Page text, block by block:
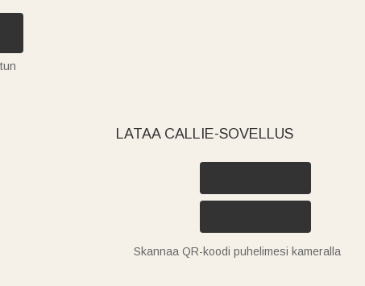
LATAA CALLIE-SOVELLUS
Skannaa QR-koodi puhelimesi kameralla